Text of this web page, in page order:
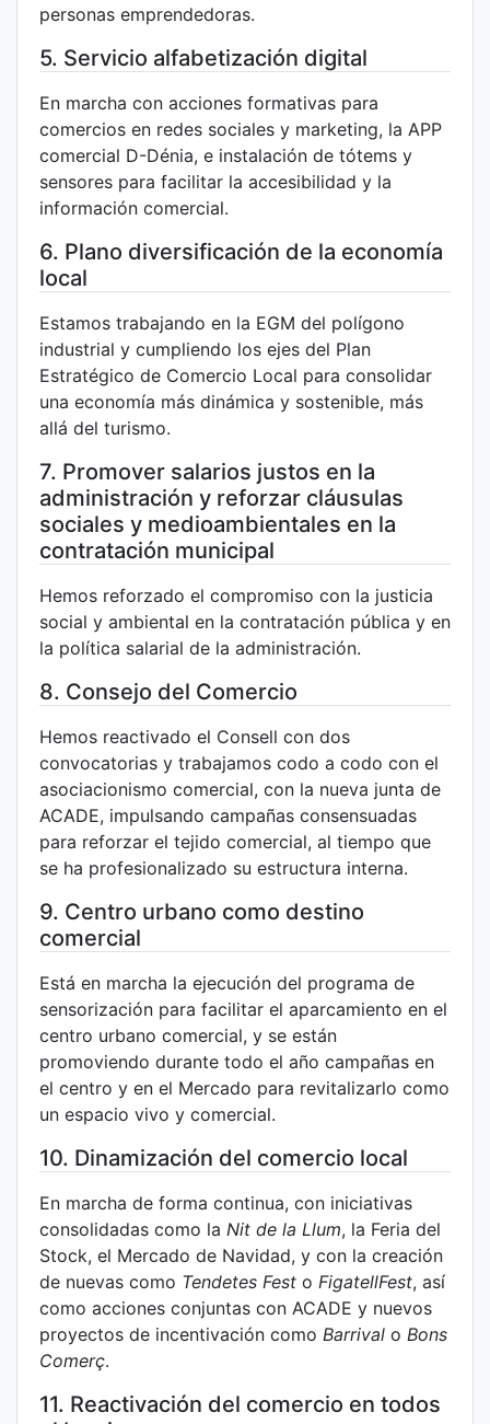
personas emprendedoras.
5. Servicio alfabetización digital
En marcha con acciones formativas para
comercios en redes sociales y marketing, la APP
comercial D-Dénia, e instalación de tótems y
sensores para facilitar la accesibilidad y la
información comercial.
6. Plano diversificación de la economía
local
Estamos trabajando en la EGM del polígono
industrial y cumpliendo los ejes del Plan
Estratégico de Comercio Local para consolidar
una economía más dinámica y sostenible, más
allá del turismo.
7. Promover salarios justos en la
administración y reforzar cláusulas
sociales y medioambientales en la
contratación municipal
Hemos reforzado el compromiso con la justicia
social y ambiental en la contratación pública y en
la política salarial de la administración.
8. Consejo del Comercio
Hemos reactivado el Consell con dos
convocatorias y trabajamos codo a codo con el
asociacionismo comercial, con la nueva junta de
ACADE, impulsando campañas consensuadas
para reforzar el tejido comercial, al tiempo que
se ha profesionalizado su estructura interna.
9. Centro urbano como destino
comercial
Está en marcha la ejecución del programa de
sensorización para facilitar el aparcamiento en el
centro urbano comercial, y se están
promoviendo durante todo el año campañas en
el centro y en el Mercado para revitalizarlo como
un espacio vivo y comercial.
10. Dinamización del comercio local
En marcha de forma continua, con iniciativas
consolidadas como la Nit de la Llum, la Feria del
Stock, el Mercado de Navidad, y con la creación
de nuevas como Tendetes Fest o FigatellFest, así
como acciones conjuntas con ACADE y nuevos
proyectos de incentivación como Barrival o Bons
Comerç.
11. Reactivación del comercio en todos